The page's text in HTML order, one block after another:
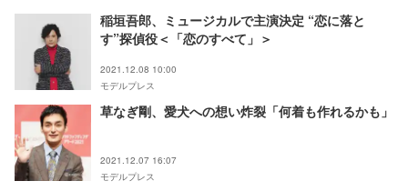
稲垣吾郎、ミュージカルで主演決定 “恋に落と
す”探偵役＜「恋のすべて」＞
2021.12.08 10:00
モデルプレス
草なぎ剛、愛犬への想い炸裂「何着も作れるかも」
2021.12.07 16:07
モデルプレス